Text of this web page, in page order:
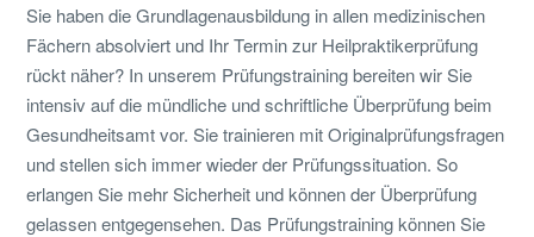
Sie haben die Grundlagenausbildung in allen medizinischen
Fächern absolviert und Ihr Termin zur Heilpraktikerprüfung
rückt näher? In unserem Prüfungstraining bereiten wir Sie
intensiv auf die mündliche und schriftliche Überprüfung beim
Gesundheitsamt vor. Sie trainieren mit Originalprüfungsfragen
und stellen sich immer wieder der Prüfungssituation. So
erlangen Sie mehr Sicherheit und können der Überprüfung
gelassen entgegensehen. Das Prüfungstraining können Sie